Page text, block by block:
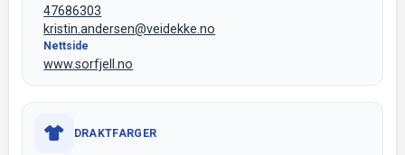
47686303
kristin.andersen@veidekke.no
Nettside
www.sorfjell.no
DRAKTFARGER